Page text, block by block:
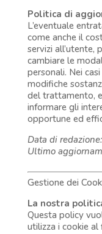
Politica di
L’eventuale
come anche il
servizi all’utente,
cambiare le
personali. Nei
modifiche
del trattamento,
informare gli
opportune ed
Data di redazione:
Ultimo
Gestione dei
La nostra
Questa policy
utilizza i cookie al